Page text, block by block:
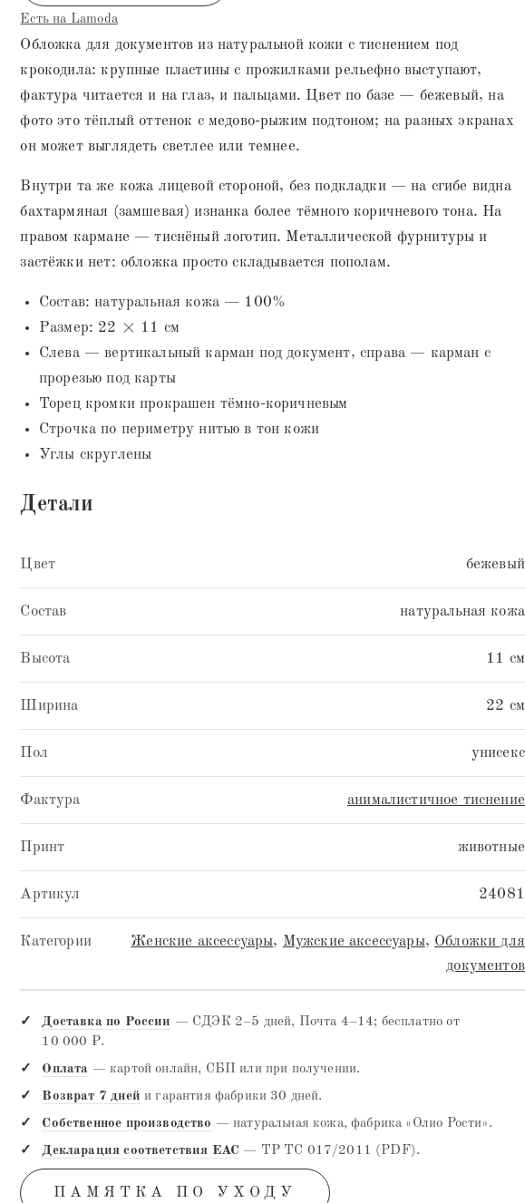
Есть на Lamoda
Обложка для документов из натуральной кожи с тиснением под
крокодила: крупные пластины с прожилками рельефно выступают,
фактура читается и на глаз, и пальцами. Цвет по базе — бежевый, на
фото это тёплый оттенок с медово-рыжим подтоном; на разных экранах
он может выглядеть светлее или темнее.
Внутри та же кожа лицевой стороной, без подкладки — на сгибе видна
бахтармяная (замшевая) изнанка более тёмного коричневого тона. На
правом кармане — тиснёный логотип. Металлической фурнитуры и
застёжки нет: обложка просто складывается пополам.
Состав: натуральная кожа — 100%
Размер: 22 × 11 см
Слева — вертикальный карман под документ, справа — карман с
прорезью под карты
Торец кромки прокрашен тёмно-коричневым
Строчка по периметру нитью в тон кожи
Углы скруглены
Детали
Цвет бежевый
Состав натуральная кожа
Высота 11 см
Ширина 22 см
Пол унисекс
Фактура анималистичное тиснение
Принт животные
Артикул 24081
Категории Женские аксессуары, Мужские аксессуары, Обложки для
документов
Доставка по России — СДЭК 2–5 дней, Почта 4–14; бесплатно от
10 000 ₽.
Оплата — картой онлайн, СБП или при получении.
Возврат 7 дней и гарантия фабрики 30 дней.
Собственное производство — натуральная кожа, фабрика «Олио Рости».
Декларация соответствия EAC — ТР ТС 017/2011 (PDF).
ПАМЯТКА ПО УХОДУ